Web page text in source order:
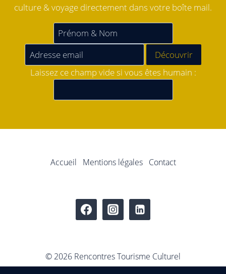
culture & voyage directement dans votre boîte mail.
Laissez ce champ vide si vous êtes humain :
Accueil Mentions légales Contact
© 2026 Rencontres Tourisme Culturel